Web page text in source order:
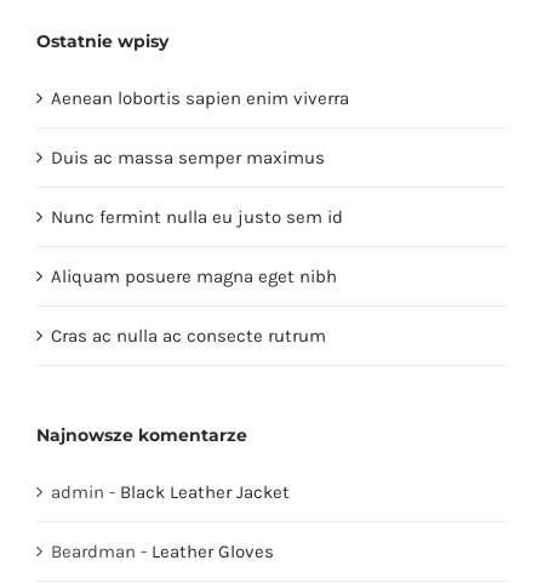
Ostatnie wpisy
Aenean lobortis sapien enim viverra
Duis ac massa semper maximus
Nunc fermint nulla eu justo sem id
Aliquam posuere magna eget nibh
Cras ac nulla ac consecte rutrum
Najnowsze komentarze
admin - Black Leather Jacket
Beardman - Leather Gloves